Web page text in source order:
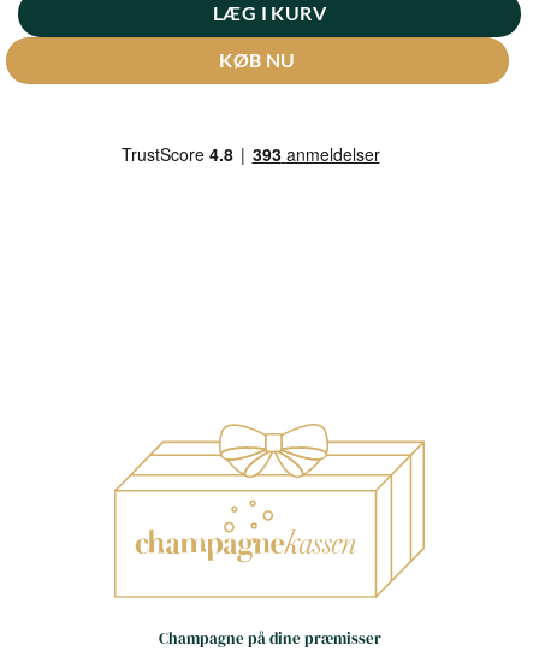
LÆG I KURV
KØB NU
Champagne på dine præmisser
Håndværk frem for